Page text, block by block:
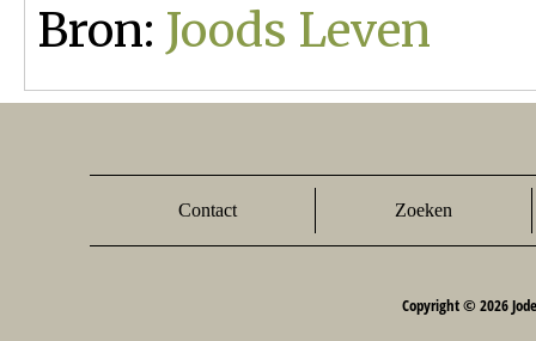
Bron: Joods Leven
Contact Zoeken
Copyright © 2026